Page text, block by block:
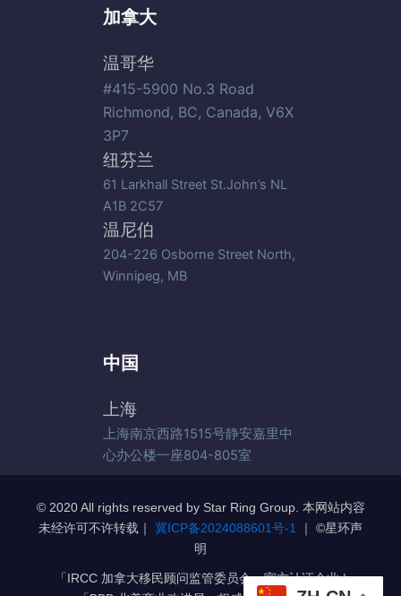
加拿大
温哥华
#415-5900 No.3 Road
Richmond, BC, Canada, V6X
3P7
纽芬兰
61 Larkhall Street St.John’s NL
A1B 2C57
温尼伯
204-226 Osborne Street North,
Winnipeg, MB
中国
上海
上海南京西路1515号静安嘉里中
心办公楼一座804-805室
© 2020 All rights reserved by Star Ring Group. 本网站内容
未经许可不许转载｜ 冀ICP备2024088601号-1
｜ ©️星环声
明
「IRCC 加拿大移民顾问监管委员会」官方认证企业 |